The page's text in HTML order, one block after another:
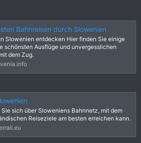
Bahnreisen durch Slowenien
Slowenien entdecken Hier finden Sie einige
schönsten Ausflüge und unvergesslichen
dem Zug.
Sie sich über Sloweniens Bahnnetz, mit dem
Reiseziele am besten erreichen kann.